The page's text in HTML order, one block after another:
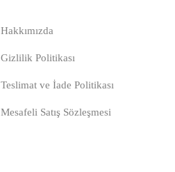
Hakkımızda
Gizlilik Politikası
Teslimat ve İade Politikası
Mesafeli Satış Sözleşmesi